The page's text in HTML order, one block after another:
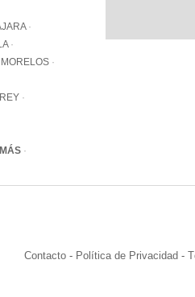
Contacto - Política de Privacidad -